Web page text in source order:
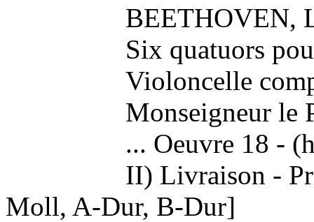
BEETHOVEN,
Six quatuors
Violoncelle
Monseigneur le
... Oeuvre 18 -
II) Livraison -
Moll, A-Dur, B-Dur]